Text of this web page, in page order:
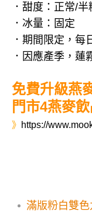
．甜度：正常/
．冰量：固定
．期間限定，每
．因應產季，蓮
免費升級燕
門市4燕麥
》 https://
滿版粉白雙